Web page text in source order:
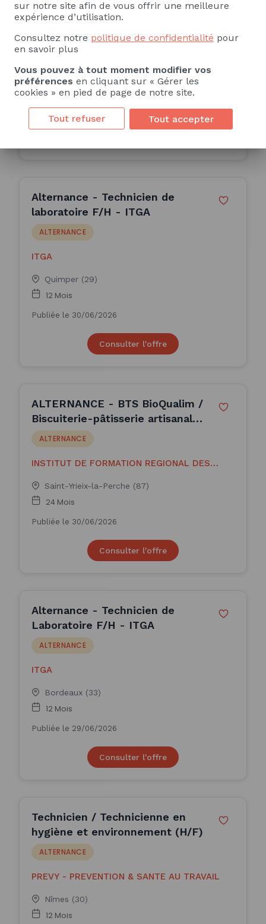
Sécurité F/H (H/F)
Romans-sur-Isère (26)
12 Mois
Publiée le 01/07/2026
Alternance - Technicien de
laboratoire F/H - ITGA
ALTERNANCE
ITGA
Quimper (29)
12 Mois
Publiée le 30/06/2026
Consulter l'offre
ALTERNANCE - BTS BioQualim /
Biscuiterie-pâtisserie artisanale
(H/F)
ALTERNANCE
INSTITUT DE FORMATION REGIONAL DES
Saint-Yrieix-la-Perche (87)
24 Mois
Publiée le 30/06/2026
Consulter l'offre
Alternance - Technicien de
Laboratoire F/H - ITGA
ALTERNANCE
ITGA
Bordeaux (33)
12 Mois
Publiée le 29/06/2026
Consulter l'offre
Technicien / Technicienne en
hygiène et environnement (H/F)
ALTERNANCE
PREVY - PREVENTION & SANTE AU TRAVAIL
Nîmes (30)
12 Mois
sur notre site afin de vous offrir une meilleure
expérience d’utilisation.
Consultez notre politique de confidentialité pour
en savoir plus
Vous pouvez à tout moment modifier vos
préférences en cliquant sur « Gérer les
cookies » en pied de page de notre site.
Tout refuser Tout accepter